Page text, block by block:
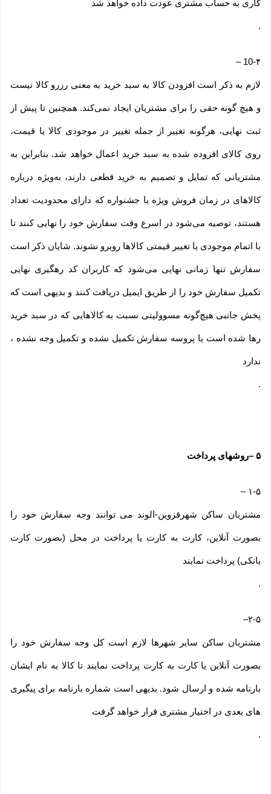
کاری به حساب مشتری عودت داده خواهد شد
.
10-۴ –
لازم به ذکر است افزودن کالا به سبد خرید به معنی رزرو کالا نیست
و هیچ گونه حقی را برای مشتریان ایجاد نمی‌کند. همچنین تا پیش از
ثبت نهایی، هرگونه تغییر از جمله تغییر در موجودی کالا یا قیمت،
روی کالای افزوده شده به سبد خرید اعمال خواهد شد. بنابراین به
مشتریانی که تمایل و تصمیم به خرید قطعی دارند، به‌ویژه درباره
کالاهای در زمان فروش ویژه یا جشنواره که دارای محدودیت تعداد
هستند، توصیه می‌شود در اسرع وقت سفارش خود را نهایی کنند تا
با اتمام موجودی یا تغییر قیمتی کالاها روبرو نشوند. شایان ذکر است
سفارش تنها زمانی نهایی می‌شود که کاربران کد رهگیری نهایی
تکمیل سفارش خود را از طریق ایمیل دریافت کنند و بدیهی است که
پخش جانبی هیچ‌گونه مسوولیتی نسبت به کالاهایی که در سبد خرید
رها شده است یا پروسه سفارش تکمیل نشده و تکمیل وجه نشده ،
ندارد
.
۵ –روشهای پرداخت
۱-۵ –
مشتریان ساکن شهرقزوین-الوند می توانند وجه سفارش خود را
بصورت آنلاین، کارت به کارت یا پرداخت در محل (بصورت کارت
بانکی) پرداخت نمایند
.
۲-۵–
مشتریان ساکن سایر شهرها لازم است کل وجه سفارش خود را
بصورت آنلاین یا کارت به کارت پرداخت نمایند تا کالا به نام ایشان
بارنامه شده و ارسال شود. بدیهی است شماره بارنامه برای پیگیری
های بعدی در اختیار مشتری قرار خواهد گرفت
.